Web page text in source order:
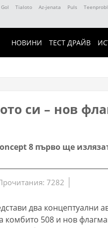
Gol Tialoto Az-jenata Puls
НОВИНИ ТЕСТ ДРАЙВ
си – нов
8 първо ще
7282
два концептуални
комбито 508 и нов